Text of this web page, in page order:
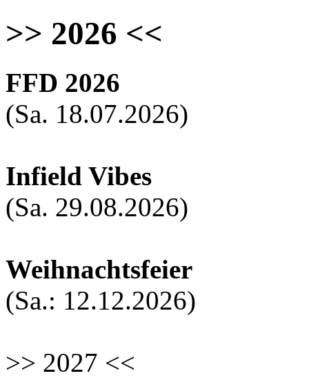
>> 2026 <<
FFD 2026
(Sa. 18.07.2026)
Infield Vibes
(Sa. 29.08.2026)
Weihnachtsfeier
(Sa.: 12.12.2026)
>> 2027 <<